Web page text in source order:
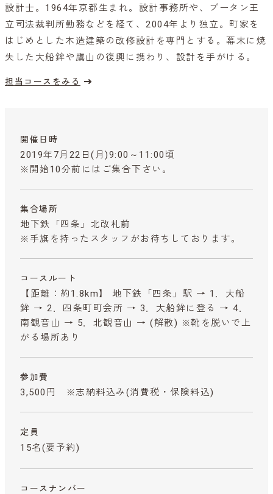
設計士。1964年京都生まれ。設計事務所や、ブータン王
立司法裁判所勤務などを経て、2004年より独立。町家を
はじめとした木造建築の改修設計を専門とする。幕末に焼
失した大船鉾や鷹山の復興に携わり、設計を手がける。
担当コースをみる
開催日時
2019年7月22日(月)9:00～11:00頃
※開始10分前にはご集合下さい。
集合場所
地下鉄「四条」北改札前
※手旗を持ったスタッフがお待ちしております。
コースルート
【距離：約1.8km】 地下鉄「四条」駅 → 1．大船
鉾 → 2．四条町町会所 → 3．大船鉾に登る → 4．
南観音山 → 5．北観音山 → (解散) ※靴を脱いで上
がる場所あり
参加費
3,500円 ※志納料込み (消費税・保険料込)
定員
15名(要予約)
コースナンバー